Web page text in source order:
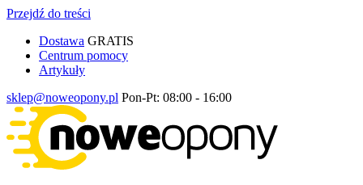
Przejdź do treści
Dostawa GRATIS
Centrum pomocy
Artykuły
sklep@noweopony.pl Pon-Pt: 08:00 - 16:00